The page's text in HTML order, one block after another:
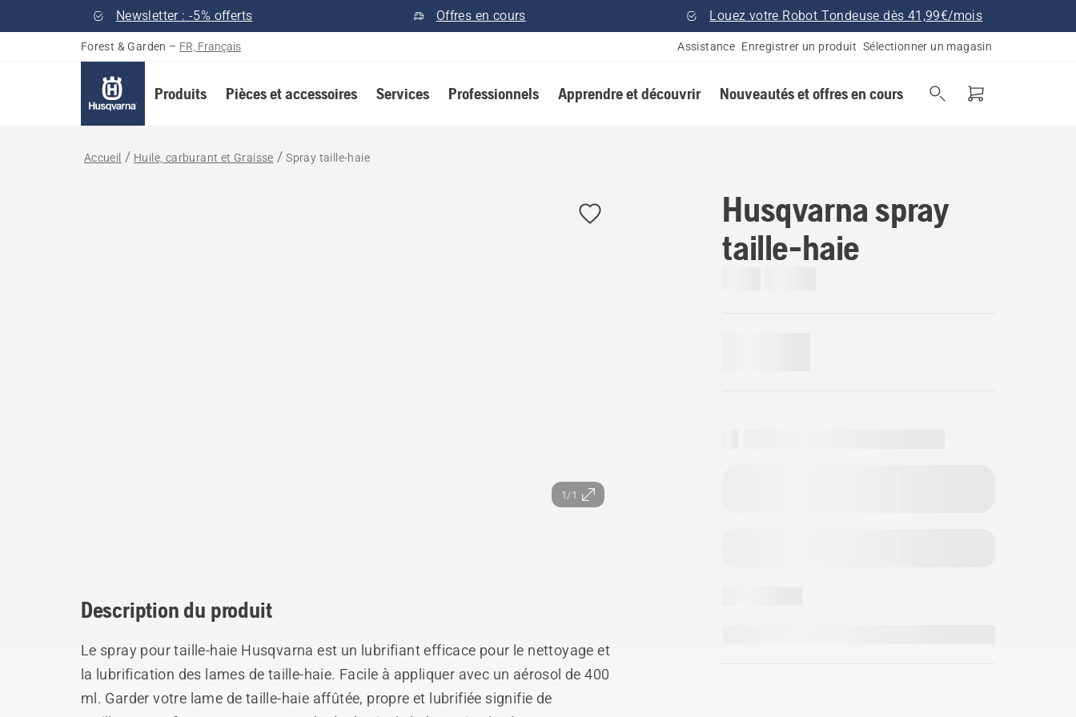
Newsletter : -5% offerts Offres en cours Louez votre Robot Tondeuse dès 41,99€/mois
Forest & Garden – FR, Français Assistance Enregistrer un produit Sélectionner un magasin
Produits Pièces et accessoires Services Professionnels Apprendre et découvrir Nouveautés et offres en cours
Accueil Huile, carburant et Graisse Spray taille-haie
1/1
Husqvarna spray
taille-haie
Description du produit
Le spray pour taille-haie Husqvarna est un lubrifiant efficace pour le nettoyage et
la lubrification des lames de taille-haie. Facile à appliquer avec un aérosol de 400
ml. Garder votre lame de taille-haie affûtée, propre et lubrifiée signifie de